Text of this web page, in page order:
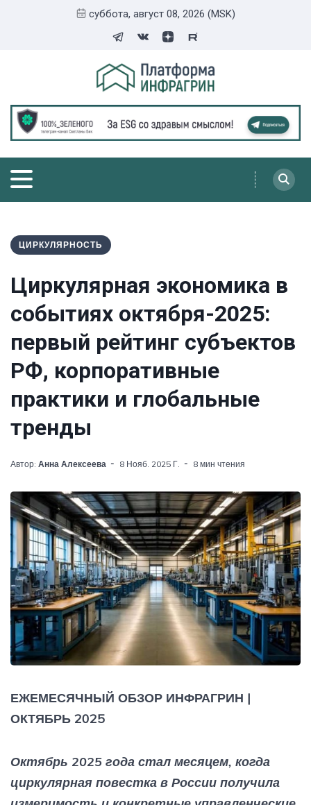
суббота, август 08, 2026 (MSK)
ЦИРКУЛЯРНОСТЬ
Циркулярная экономика в
событиях октября-2025:
первый рейтинг субъектов
РФ, корпоративные
практики и глобальные
тренды
Автор: Анна Алексеева 8 Нояб. 2025 Г. 8 мин чтения
ЕЖЕМЕСЯЧНЫЙ ОБЗОР ИНФРАГРИН |
ОКТЯБРЬ 2025
Октябрь 2025 года стал месяцем, когда
циркулярная повестка в России получила